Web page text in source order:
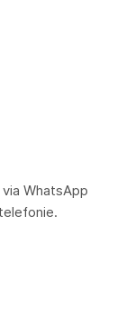
WhatsApp